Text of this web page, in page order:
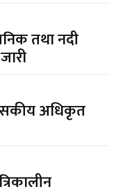
तथा नदी
अधिकृत